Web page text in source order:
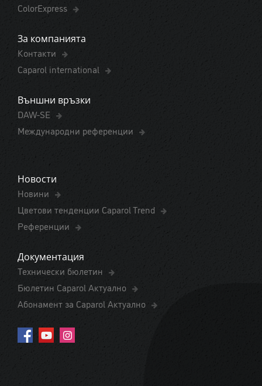
ColorExpress
За компанията
Контакти
Caparol international
Външни връзки
DAW-SE
Международни референции
Новости
Новини
Цветови тенденции Caparol Trend
Референции
Документация
Технически бюлетин
Бюлетин Caparol Актуално
Абонамент за Caparol Актуално